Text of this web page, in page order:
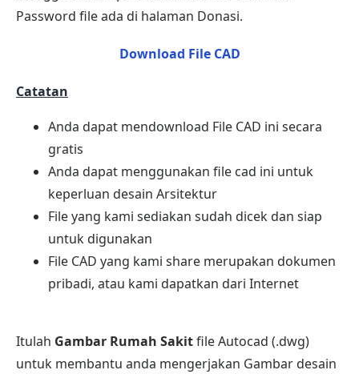
Password file ada di halaman Donasi.
Download File CAD
Catatan
Anda dapat mendownload File CAD ini secara
gratis
Anda dapat menggunakan file cad ini untuk
keperluan desain Arsitektur
File yang kami sediakan sudah dicek dan siap
untuk digunakan
File CAD yang kami share merupakan dokumen
pribadi, atau kami dapatkan dari Internet
Itulah Gambar Rumah Sakitfile Autocad (.dwg)
untuk membantu anda mengerjakan Gambar desain